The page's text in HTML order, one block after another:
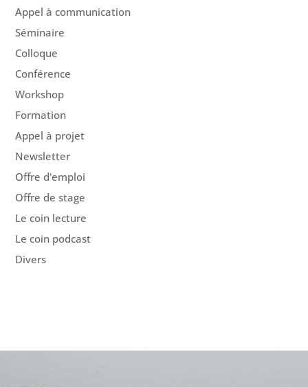
Appel à communication
Séminaire
Colloque
Conférence
Workshop
Formation
Appel à projet
Newsletter
Offre d'emploi
Offre de stage
Le coin lecture
Le coin podcast
Divers